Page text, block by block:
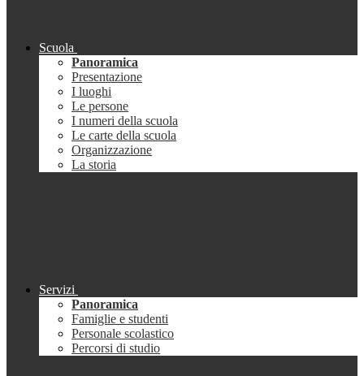
Scuola
Panoramica
Presentazione
I luoghi
Le persone
I numeri della scuola
Le carte della scuola
Organizzazione
La storia
Servizi
Panoramica
Famiglie e studenti
Personale scolastico
Percorsi di studio